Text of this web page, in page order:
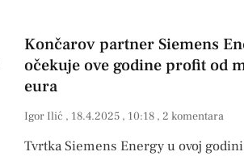
Končarov partner Siemens
očekuje ove godine profit od
eura
Igor Ilić 18.4.2025 10:18 2 komentara
Tvrtka Siemens Energy u ovoj